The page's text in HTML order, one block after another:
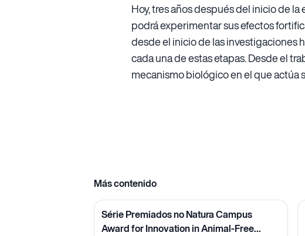
Hoy, tres años después del inicio de
podrá experimentar sus efectos
desde el inicio de las investigaciones
cada una de estas etapas. Desde el
mecanismo biológico en el que actúa
Más contenido
Série Premiados no Natura Campus
Award for Innovation in Animal-Free